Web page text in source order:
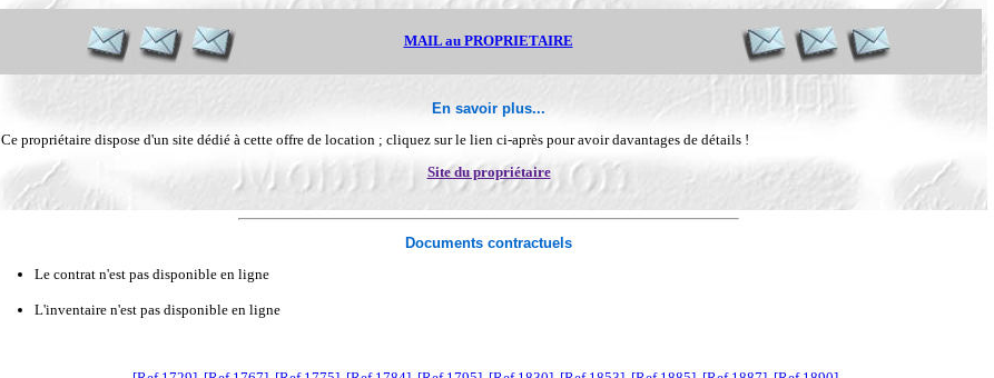
MAIL au PROPRIETAIRE
En savoir plus...
Ce propriétaire dispose d'un site dédié à cette offre de location ; cliquez sur le lien ci-après pour avoir davantages de détails !
Site du propriétaire
Documents contractuels
Le contrat n'est pas disponible en ligne
L'inventaire n'est pas disponible en ligne